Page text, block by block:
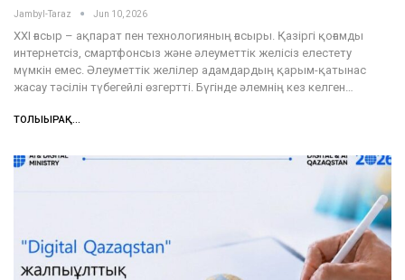
Jambyl-Taraz Jun 10, 2026
XXI ғасыр – ақпарат пен технологияның ғасыры. Қазіргі қоғамды
интернетсіз, смартфонсыз және әлеуметтік желісіз елестету
мүмкін емес. Әлеуметтік желілер адамдардың қарым-қатынас
жасау тәсілін түбегейлі өзгертті. Бүгінде әлемнің кез келген…
ТОЛЫҒЫРАҚ...